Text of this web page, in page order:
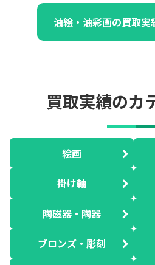
油絵・油彩画の買取実
買取実績のカ
絵画
掛け軸
陶磁器・陶器
ブロンズ・彫刻